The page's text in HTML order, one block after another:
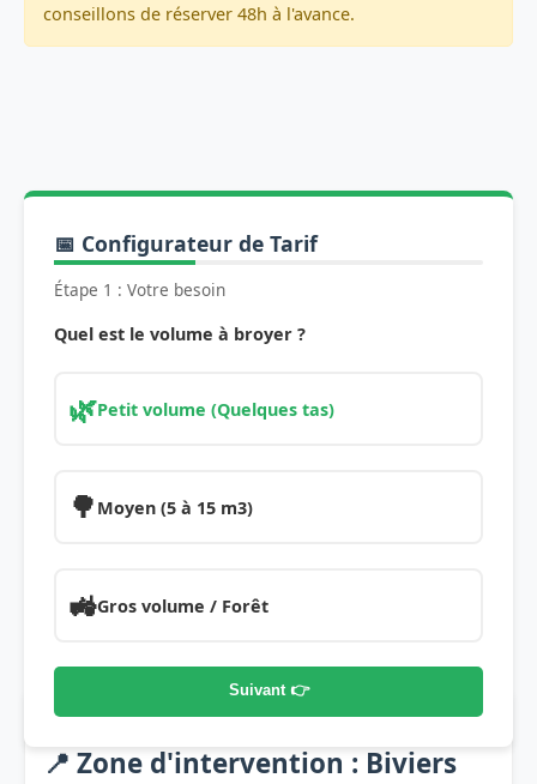
conseillons de réserver 48h à l'avance.
📅 Configurateur de Tarif
Étape 1 : Votre besoin
Quel est le volume à broyer ?
🌿Petit volume (Quelques tas)
🌳 Moyen (5 à 15 m3)
🚜Gros volume / Forêt
Suivant 👉
📍 Zone d'intervention : Biviers